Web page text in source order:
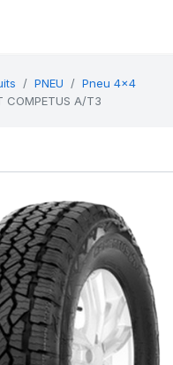
PNEU
Pneu 4x4
COMPETUS A/T3